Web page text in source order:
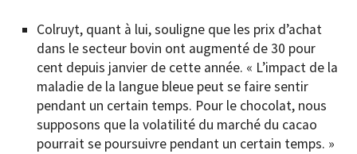
Colruyt, quant à lui, souligne que les prix d’achat
dans le secteur bovin ont augmenté de 30 pour
cent depuis janvier de cette année. « L’impact de la
maladie de la langue bleue peut se faire sentir
pendant un certain temps. Pour le chocolat, nous
supposons que la volatilité du marché du cacao
pourrait se poursuivre pendant un certain temps. »